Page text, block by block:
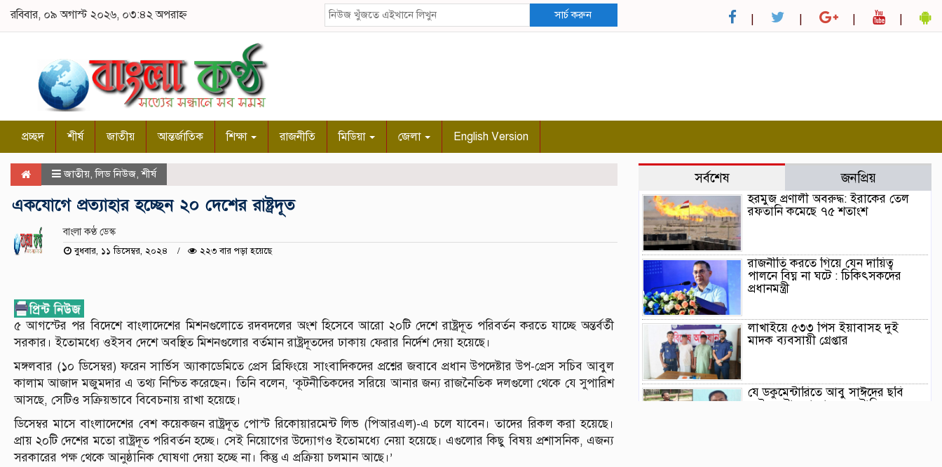
রবিবার, ০৯ অগাস্ট ২০২৬, ০৩:৪২ অপরাহ্ন সার্চ করুন
প্রচ্ছদ শীর্ষ জাতীয় আন্তর্জাতিক শিক্ষা রাজনীতি মিডিয়া জেলা English Version
জাতীয়,লিড নিউজ,শীর্ষ
একযোগে প্রত্যাহার হচ্ছেন ২০ দেশের রাষ্ট্রদূত
বাংলা কণ্ঠ ডেস্ক
বুধবার, ১১ ডিসেম্বর, ২০২৪ ২২৩ বার পড়া হয়েছে
৫ আগস্টের পর বিদেশে বাংলাদেশের মিশনগুলোতে রদবদলের অংশ হিসেবে আরো ২০টি দেশে রাষ্ট্রদূত পরিবর্তন করতে যাচ্ছে অন্তর্বর্তী
সরকার। ইতোমধ্যে ওইসব দেশে অবস্থিত মিশনগুলোর বর্তমান রাষ্ট্রদূতদের ঢাকায় ফেরার নির্দেশ দেয়া হয়েছে।
মঙ্গলবার (১০ ডিসেম্বর) ফরেন সার্ভিস অ্যাকাডেমিতে প্রেস ব্রিফিংয়ে সাংবাদিকদের প্রশ্নের জবাবে প্রধান উপদেষ্টার উপ-প্রেস সচিব আবুল
কালাম আজাদ মজুমদার এ তথ্য নিশ্চিত করেছেন। তিনি বলেন, ‘কূটনীতিকদের সরিয়ে আনার জন্য রাজনৈতিক দলগুলো থেকে যে সুপারিশ
আসছে, সেটিও সক্রিয়ভাবে বিবেচনায় রাখা হয়েছে।
ডিসেম্বর মাসে বাংলাদেশের বেশ কয়েকজন রাষ্ট্রদূত পোস্ট রিকোয়ারমেন্ট লিভ (পিআরএল)-এ চলে যাবেন। তাদের রিকল করা হয়েছে।
প্রায় ২০টি দেশের মতো রাষ্ট্রদূত পরিবর্তন হচ্ছে। সেই নিয়োগের উদ্যোগও ইতোমধ্যে নেয়া হয়েছে। এগুলোর কিছু বিষয় প্রশাসনিক, এজন্য
সরকারের পক্ষ থেকে আনুষ্ঠানিক ঘোষণা দেয়া হচ্ছে না। কিন্তু এ প্রক্রিয়া চলমান আছে।’
সর্বশেষ জনপ্রিয়
হরমুজ প্রণালী অবরুদ্ধ: ইরাকের তেল
রফতানি কমেছে ৭৫ শতাংশ
রাজনীতি করতে গিয়ে যেন দায়িত্ব
পালনে বিঘ্ন না ঘটে : চিকিৎসকদের
প্রধানমন্ত্রী
লাখাইয়ে ৫৩৩ পিস ইয়াবাসহ দুই
মাদক ব্যবসায়ী গ্রেপ্তার
যে ডকুমেন্টারিতে আবু সাঈদের ছবি
নেই, সেটা কোনো ডকুমেন্টারি নয় :